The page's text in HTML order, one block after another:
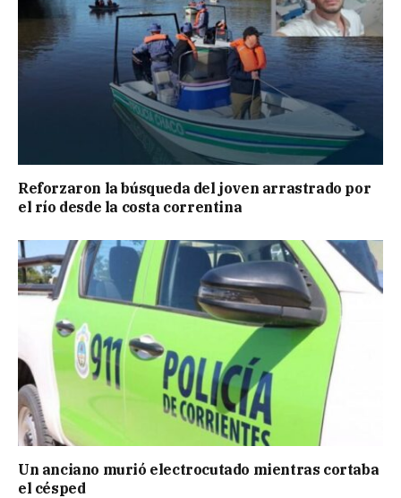
Reforzaron la búsqueda del joven arrastrado por
el río desde la costa correntina
Un anciano murió electrocutado mientras cortaba
el césped